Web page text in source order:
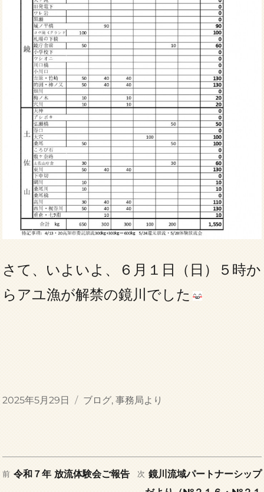
さて、いよいよ、６月１日（日）５時か
らアユ漁が解禁の鏡川でした
投
2025年5月29日
カ
ー
ブログ, 事務局より
投
前 前
令和７年 放流体験会ご報告 次 次
鏡川流域パートナーシップ